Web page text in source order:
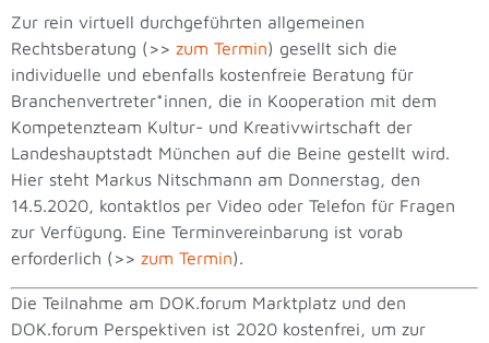
Zur rein virtuell durchgeführten allgemeinen
Rechtsberatung (>> zum Termin) gesellt sich die
individuelle und ebenfalls kostenfreie Beratung für
Branchenvertreter*innen, die in Kooperation mit dem
Kompetenzteam Kultur- und Kreativwirtschaft der
Landeshauptstadt München auf die Beine gestellt wird.
Hier steht Markus Nitschmann am Donnerstag, den
14.5.2020, kontaktlos per Video oder Telefon für Fragen
zur Verfügung. Eine Terminvereinbarung ist vorab
erforderlich (>> zum Termin).
Die Teilnahme am DOK.forum Marktplatz und den
DOK.forum Perspektiven ist 2020 kostenfrei, um zur